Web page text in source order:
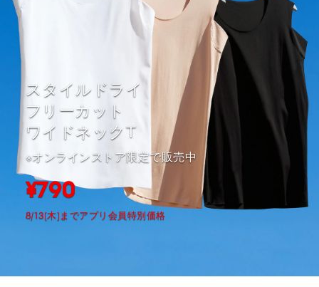
スタイルドライ
フリーカット
ワイドネックT
※オンラインストア限定で販売中
¥790
8/13(木)までアプリ会員特別価格